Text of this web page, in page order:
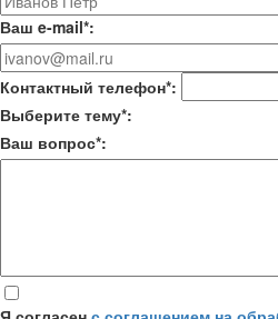
Ваш e-mail*:
Контактный телефон*:
Выберите тему*:
Ваш вопрос*: